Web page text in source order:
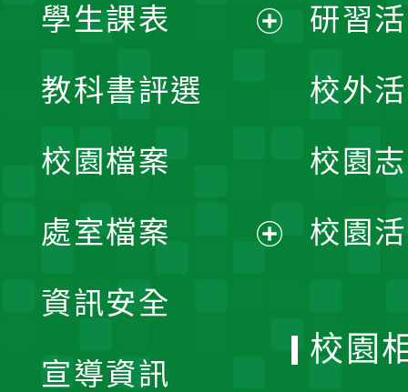
學生課表
單
教科書評選
校園檔案
處室檔案
資訊安全
宣導資訊
研習
校外
校園
校園
校園